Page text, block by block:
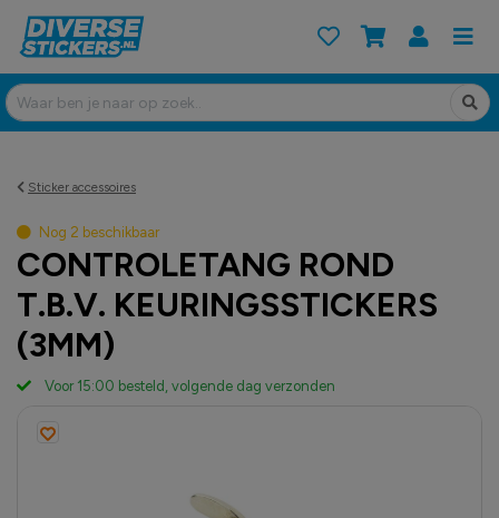
Sticker accessoires
CONTROLETANG ROND
T.B.V. KEURINGSSTICKERS
(3MM)
Nog 2 beschikbaar
Voor 15:00 besteld, volgende dag verzonden